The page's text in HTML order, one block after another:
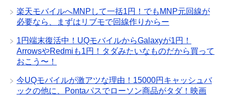
楽天モバイルへMNPして一括1円！でもMNP元回線が
必要なら、まずはリブモで回線作りからー
1円端末復活中！UQモバイルからGalaxyが1円！
ArrowsやRedmiも1円！タダみたいなものだから買って
おこう〜！
今UQモバイルが激アツな理由！15000円キャッシュバ
ックの他に、Pontaパスでローソン商品がタダ！映画